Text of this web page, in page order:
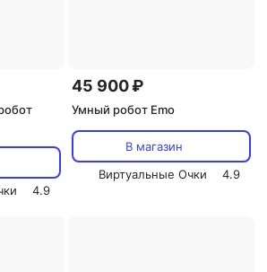
4.9
45 900 ₽
Умный робот Emo
В магазин
Виртуальные Очки
4.9